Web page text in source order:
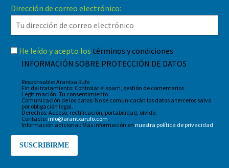
Dirección de correo electrónico:
He leído y acepto los términos y condiciones
INFORMACIÓN SOBRE PROTECCIÓN DE DATOS
Responsable: Arantxa Rufo
Fin del tratamiento: Controlar el spam, gestión de comentarios
Legitimación: Tu consentimiento
Comunicación de los datos: No se comunicarán los datos a terceros salvo
por obligación legal.
Derechos: Acceso, rectificación, portabilidad, olvido.
Contacto: info@arantxarufo.com.
Información adicional: Más información en nuestra política de privacidad.